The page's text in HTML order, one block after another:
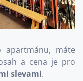
máte
a cena je pro
slevami.